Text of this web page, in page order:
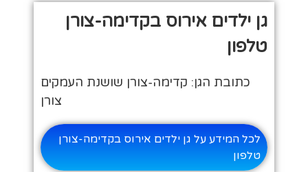
גן ילדים אירוס בקדימה-צורן
טלפון
כתובת הגן: קדימה-צורן שושנת העמקים
צורן
לכל המידע על גן ילדים אירוס בקדימה-צורן
טלפון